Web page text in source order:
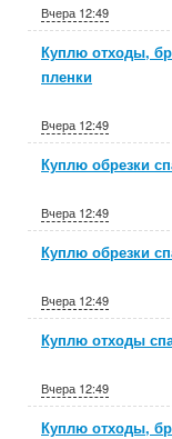
Вчера 12:49
Куплю отходы,
пленки
Вчера 12:49
Куплю обрезки
Вчера 12:49
Куплю обрезки
Вчера 12:49
Куплю отходы
Вчера 12:49
Куплю отходы,